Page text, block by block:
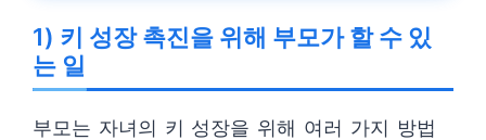
1) 키 성장 촉진을 위해 부모가 할 수 있
는 일
부모는 자녀의 키 성장을 위해 여러 가지 방법